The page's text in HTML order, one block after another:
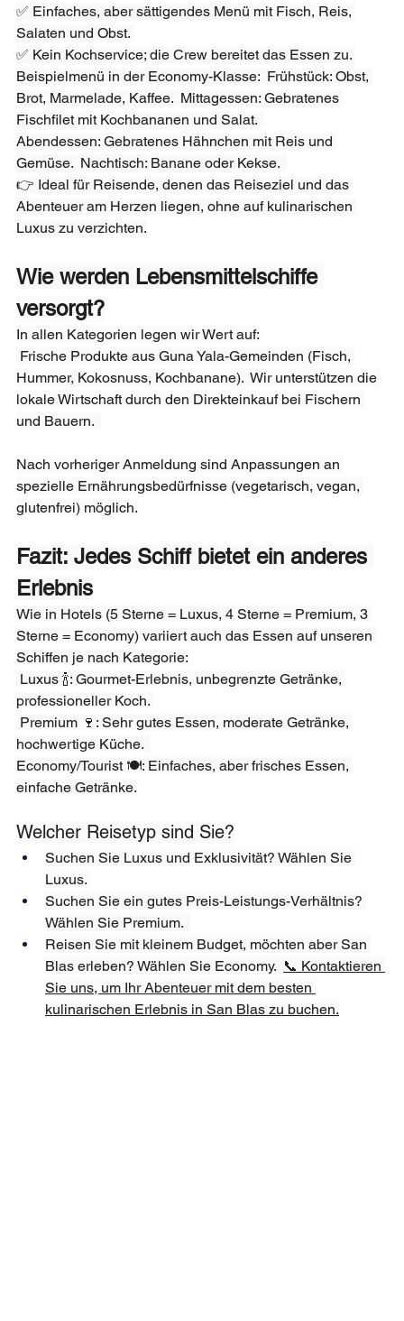
✅ Einfaches, aber sättigendes Menü mit Fisch, Reis,
Salaten und Obst.
✅ Kein Kochservice; die Crew bereitet das Essen zu.
Beispielmenü in der Economy-Klasse:  Frühstück: Obst,
Brot, Marmelade, Kaffee.  Mittagessen: Gebratenes
Fischfilet mit Kochbananen und Salat.
Abendessen: Gebratenes Hähnchen mit Reis und
Gemüse.  Nachtisch: Banane oder Kekse.
👉 Ideal für Reisende, denen das Reiseziel und das
Abenteuer am Herzen liegen, ohne auf kulinarischen
Luxus zu verzichten.
Wie werden Lebensmittelschiffe
versorgt?
In allen Kategorien legen wir Wert auf:
Hummer, Kokosnuss, Kochbanane).  Wir unterstützen die
lokale Wirtschaft durch den Direkteinkauf bei Fischern
und Bauern.
Nach vorheriger Anmeldung sind Anpassungen an
spezielle Ernährungsbedürfnisse (vegetarisch, vegan,
glutenfrei) möglich.
Fazit: Jedes Schiff bietet ein anderes
Erlebnis
Wie in Hotels (5 Sterne = Luxus, 4 Sterne = Premium, 3
Sterne = Economy) variiert auch das Essen auf unseren
Schiffen je nach Kategorie:
professioneller Koch.
hochwertige Küche.
Economy/Tourist 🍽: Einfaches, aber frisches Essen,
einfache Getränke.
Welcher Reisetyp sind Sie?
Suchen Sie Luxus und Exklusivität? Wählen Sie
Luxus.
Suchen Sie ein gutes Preis-Leistungs-Verhältnis?
Wählen Sie Premium.
Reisen Sie mit kleinem Budget, möchten aber San
Blas erleben? Wählen Sie Economy. 📞 Kontaktieren
Sie uns, um Ihr Abenteuer mit dem besten
kulinarischen Erlebnis in San Blas zu buchen.